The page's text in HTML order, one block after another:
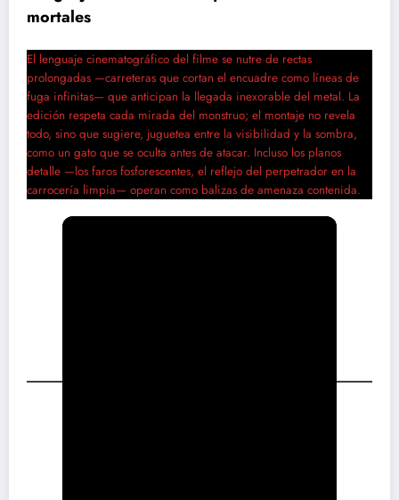
mortales
El lenguaje cinematográfico del filme se nutre de rectas
prolongadas —carreteras que cortan el encuadre como líneas de
fuga infinitas— que anticipan la llegada inexorable del metal. La
edición respeta cada mirada del monstruo; el montaje no revela
todo, sino que sugiere, juguetea entre la visibilidad y la sombra,
como un gato que se oculta antes de atacar. Incluso los planos
detalle —los faros fosforescentes, el reflejo del perpetrador en la
carrocería limpia— operan como balizas de amenaza contenida.